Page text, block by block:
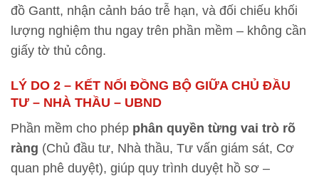
đồ Gantt, nhận cảnh báo trễ hạn, và đối chiếu khối
lượng nghiệm thu ngay trên phần mềm – không cần
giấy tờ thủ công.
LÝ DO 2 – KẾT NỐI ĐỒNG BỘ GIỮA CHỦ ĐẦU
TƯ – NHÀ THẦU – UBND
Phần mềm cho phép phân quyền từng vai trò rõ
ràng (Chủ đầu tư, Nhà thầu, Tư vấn giám sát, Cơ
quan phê duyệt), giúp quy trình duyệt hồ sơ –